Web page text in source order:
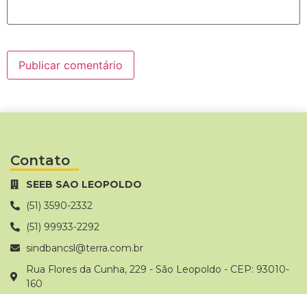
Contato
SEEB SAO LEOPOLDO
(51) 3590-2332
(51) 99933-2292
sindbancsl@terra.com.br
Rua Flores da Cunha, 229 - São Leopoldo - CEP: 93010-
160